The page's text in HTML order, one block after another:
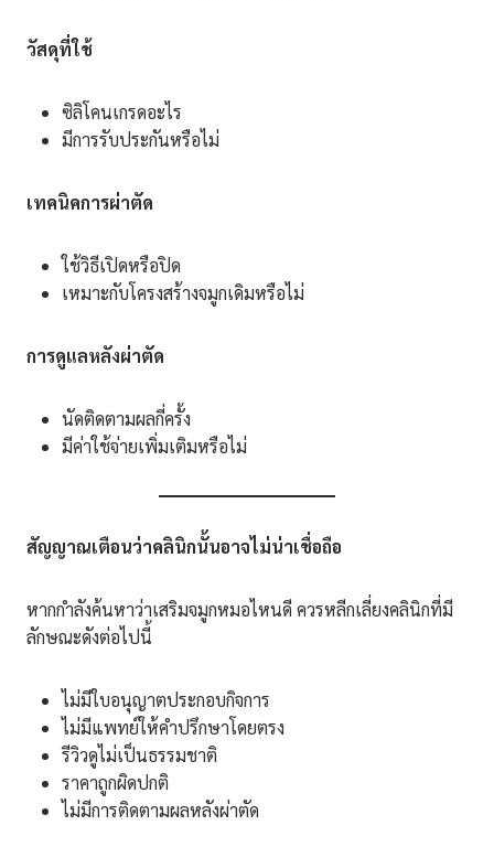
วัสดุที่ใช้
ซิลิโคนเกรดอะไร
มีการรับประกันหรือไม่
เทคนิคการผ่าตัด
ใช้วิธีเปิดหรือปิด
เหมาะกับโครงสร้างจมูกเดิมหรือไม่
การดูแลหลังผ่าตัด
นัดติดตามผลกี่ครั้ง
มีค่าใช้จ่ายเพิ่มเติมหรือไม่
สัญญาณเตือนว่าคลินิกนั้นอาจไม่น่าเชื่อถือ
หากกำลังค้นหาว่าเสริมจมูกหมอไหนดี ควรหลีกเลี่ยงคลินิกที่มี
ลักษณะดังต่อไปนี้
ไม่มีใบอนุญาตประกอบกิจการ
ไม่มีแพทย์ให้คำปรึกษาโดยตรง
รีวิวดูไม่เป็นธรรมชาติ
ราคาถูกผิดปกติ
ไม่มีการติดตามผลหลังผ่าตัด